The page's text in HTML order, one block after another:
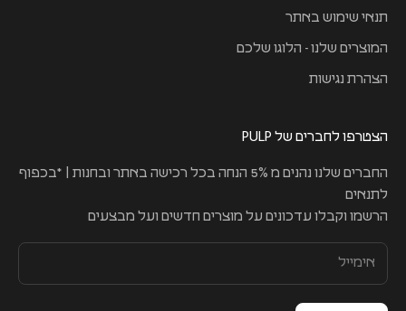
תנאי שימוש באתר
המוצרים שלנו - הלוגו שלכם
הצהרת נגישות
הצטרפו לחברים של PULP
החברים שלנו נהנים מ 5% הנחה בכל רכישה באתר ובחנות | *בכפוף
לתנאים
הרשמו וקבלו עדכונים על מוצרים חדשים ועל מבצעים